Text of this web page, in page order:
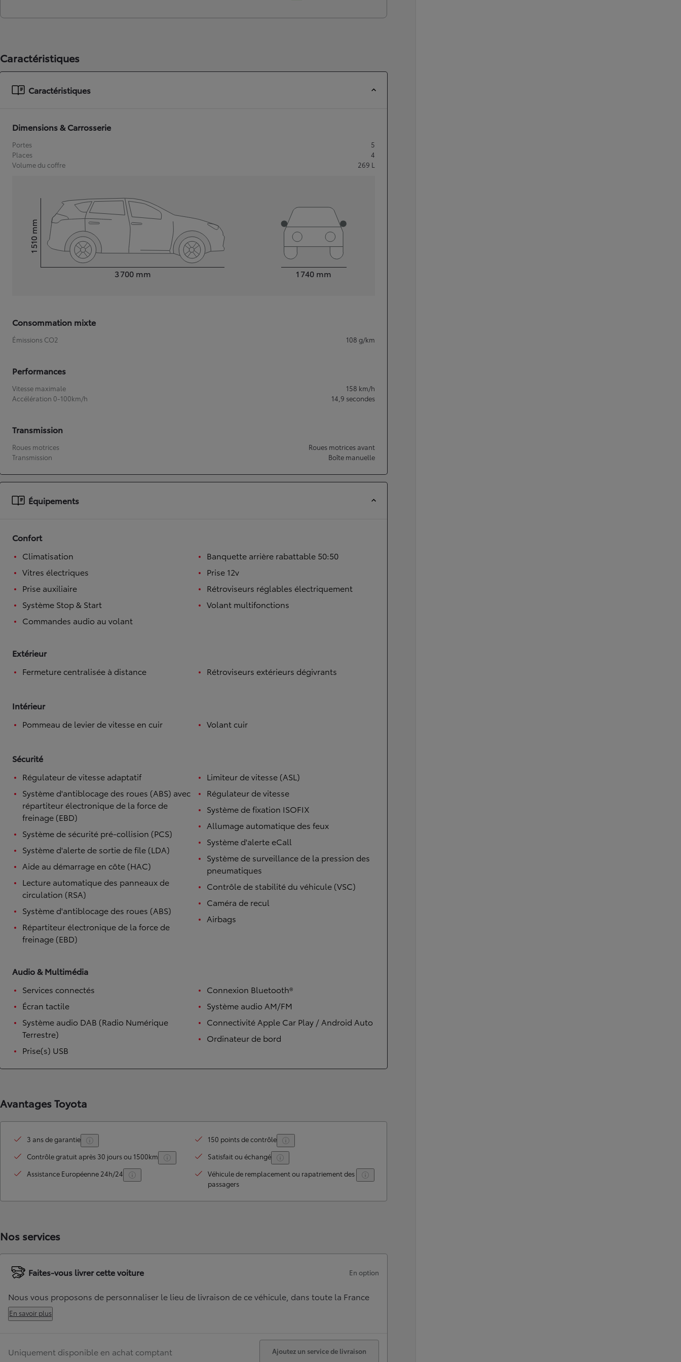
Nouvelle Yaris Cross
Disponible prochainement
HYBRIDE OU HYBRIDE RECHARGEABLE
Disponible rapidement
Caractéristiques
Caractéristiques
Dimensions & Carrosserie
Portes
5
Places
4
Volume du coffre
269 L
3 700 mm
Hauteur1 510
mm
1 740 mm
Consommation mixte
Émissions CO2 108 g/km
Performances
Vitesse maximale 158 km/h
Accélération 0-100km/h
14,9 secondes
Transmission
Roues motrices
Roues motrices avant
Transmission
Boîte manuelle
Équipements
Confort
Climatisation
Vitres électriques
Prise auxiliaire
Système Stop & Start
Commandes audio au volant
Banquette arrière rabattable 50:50
Prise 12v
Rétroviseurs réglables électriquement
Volant multifonctions
Extérieur
Fermeture centralisée à distance
Rétroviseurs extérieurs dégivrants
Intérieur
Pommeau de levier de vitesse en cuir
Volant cuir
Sécurité
Régulateur de vitesse adaptatif
Système d'antiblocage des roues (ABS) avec
répartiteur électronique de la force de
freinage (EBD)
Système de sécurité pré-collision (PCS)
Système d'alerte de sortie de file (LDA)
Aide au démarrage en côte (HAC)
Lecture automatique des panneaux de
circulation (RSA)
Système d'antiblocage des roues (ABS)
Répartiteur électronique de la force de
freinage (EBD)
Limiteur de vitesse (ASL)
Régulateur de vitesse
Système de fixation ISOFIX
Allumage automatique des feux
Système d'alerte eCall
Système de surveillance de la pression des
pneumatiques
Contrôle de stabilité du véhicule (VSC)
Caméra de recul
Airbags
Audio & Multimédia
Services connectés
Écran tactile
Système audio DAB (Radio Numérique
Terrestre)
Prise(s) USB
Connexion Bluetooth®
Système audio AM/FM
Connectivité Apple Car Play / Android Auto
Ordinateur de bord
Avantages Toyota
3 ans de garantie
150 points de contrôle
Contrôle gratuit après 30 jours ou 1500km
Satisfait ou échangé
Assistance Européenne 24h/24
Véhicule de remplacement ou rapatriement des
passagers
Nos services
Faites-vous livrer cette voiture En option
Nous vous proposons de personnaliser le lieu de livraison de ce véhicule, dans toute la France
En savoir plus
Uniquement disponible en achat comptant Ajoutez un service de livraison